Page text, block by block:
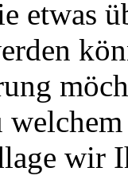
etwas
wir